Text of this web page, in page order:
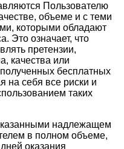
Пользователю
объеме и с теми
которыми обладают
Это означает, что
претензии,
качества или
бесплатных
на себя все риски и
таких
надлежащем
в полном объеме,
оказания